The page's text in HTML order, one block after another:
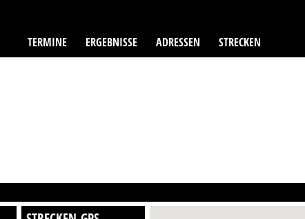
TERMINE ERGEBNISSE ADRESSEN STRECKEN